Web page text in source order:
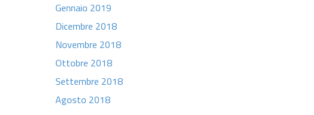
Gennaio 2019
Dicembre 2018
Novembre 2018
Ottobre 2018
Settembre 2018
Agosto 2018